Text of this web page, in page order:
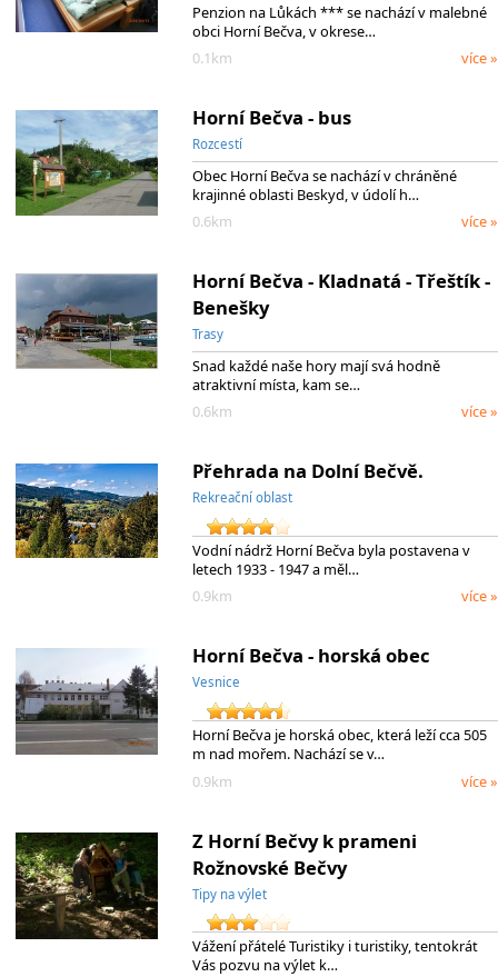
Penzion na Lůkách *** se nachází v malebné
obci Horní Bečva, v okrese…
0.1km
více »
Horní Bečva - bus
Rozcestí
Obec Horní Bečva se nachází v chráněné
krajinné oblasti Beskyd, v údolí h…
0.6km
více »
Horní Bečva - Kladnatá - Třeštík -
Benešky
Trasy
Snad každé naše hory mají svá hodně
atraktivní místa, kam se…
0.6km
více »
Přehrada na Dolní Bečvě.
Rekreační oblast
Vodní nádrž Horní Bečva byla postavena v
letech 1933 - 1947 a měl…
0.9km
více »
Horní Bečva - horská obec
Vesnice
Horní Bečva je horská obec, která leží cca 505
m nad mořem. Nachází se v…
0.9km
více »
Z Horní Bečvy k prameni
Rožnovské Bečvy
Tipy na výlet
Vážení přátelé Turistiky i turistiky, tentokrát
Vás pozvu na výlet k…